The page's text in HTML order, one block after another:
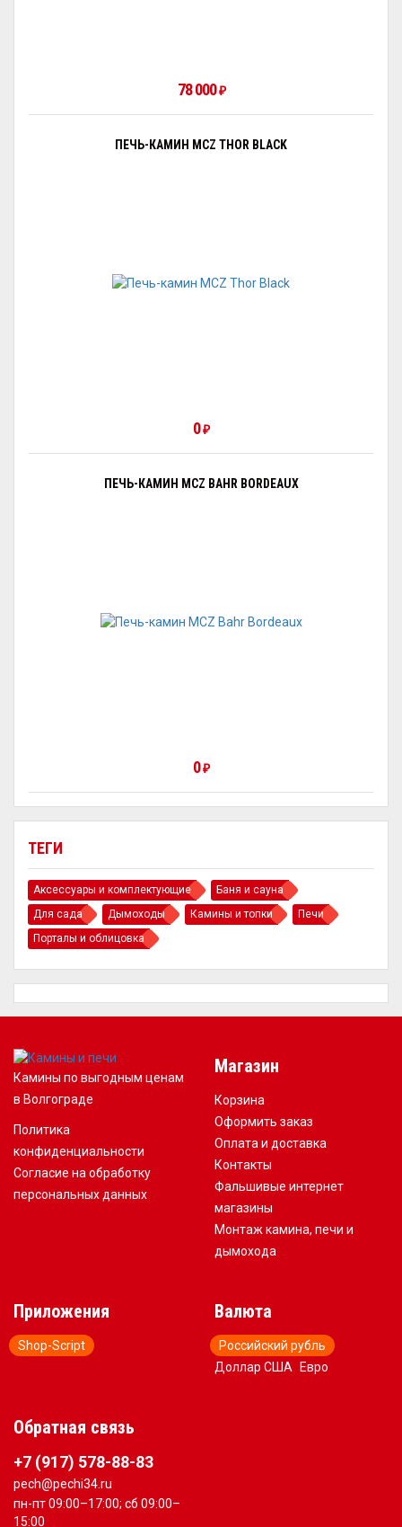
ТЕГИ
Аксессуары и комплектующие
Баня и сауна
Для сада
Дымоходы Камины и топки
Печи
Порталы и облицовка
78 000₽
ПЕЧЬ-КАМИН MCZ THOR BLACK
0₽
ПЕЧЬ-КАМИН MCZ BAHR BORDEAUX
0₽
Камины по выгодным ценам
в Волгограде
Политика
конфиденциальности
Согласие на обработку
персональных данных
Магазин
Корзина
Оформить заказ
Оплата и доставка
Контакты
Фальшивые интернет
магазины
Монтаж камина, печи и
дымохода
Приложения
Shop-Script
Валюта
Российский рубль
Доллар США
Евро
Обратная связь
+7 (917) 578-88-83
pech@pechi34.ru
пн-пт 09:00–17:00; сб 09:00–
15:00